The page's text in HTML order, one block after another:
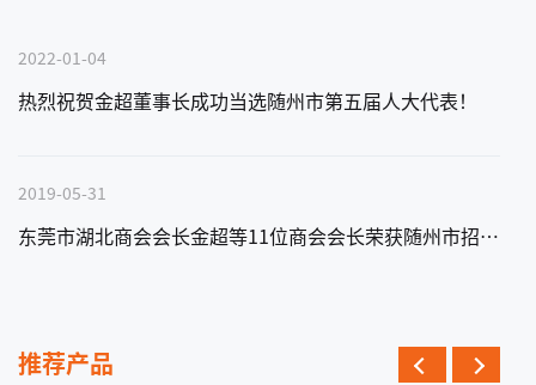
2022-01-04
热烈祝贺金超董事长成功当选随州市第五届人大代表！
2019-05-31
东莞市湖北商会会长金超等11位商会会长荣获随州市招商大使称号
推荐产品